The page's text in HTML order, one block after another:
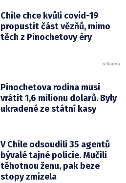
Chile chce kvůli covid-19
propustit část vězňů, mimo
těch z Pinochetovy éry
Pinochetova rodina musí
vrátit 1,6 milionu dolarů. Byly
ukradené ze státní kasy
V Chile odsoudili 35 agentů
bývalé tajné policie. Mučili
těhotnou ženu, pak beze
stopy zmizela